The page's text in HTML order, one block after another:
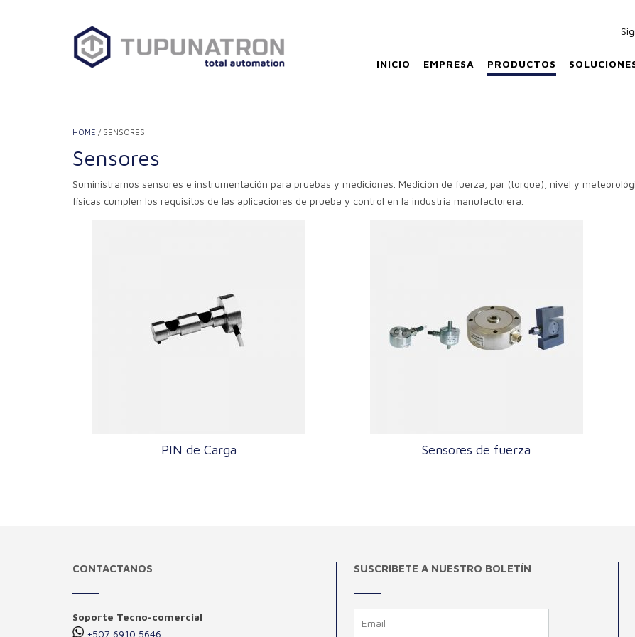
INICIO EMPRESA PRODUCTOS
HOME / SENSORES
Sensores
Suministramos sensores e instrumentación para pruebas y mediciones. Medición de fuerza, par (torque), nivel y
físicas cumplen los requisitos de las aplicaciones de prueba y control en la industria manufacturera.
PIN de Carga Sensores de fuerza
CONTACTANOS
Soporte Tecno-comercial
+507 6910 5646
SUSCRIBETE A NUESTRO BOLETÍN